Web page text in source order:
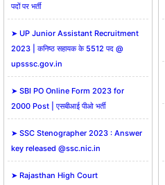
पदों पर भर्ती
➤ UP Junior Assistant Recruitment
2023 | कनिष्ठ सहायक के 5512 पद @
upsssc.gov.in
➤ SBI PO Online Form 2023 for
2000 Post | एसबीआई पीओ भर्ती
➤ SSC Stenographer 2023 : Answer
key released @ssc.nic.in
➤ Rajasthan High Court